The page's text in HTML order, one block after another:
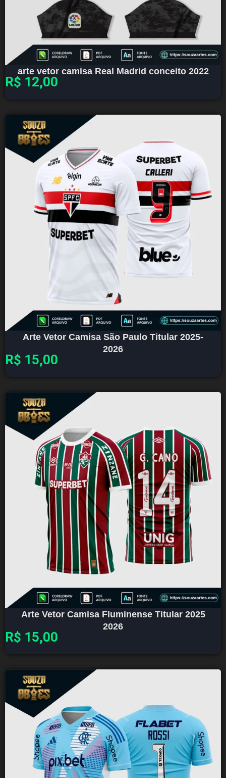
arte vetor camisa Real Madrid conceito 2022
R$ 12,00
Arte Vetor Camisa São Paulo Titular 2025-
2026
R$ 15,00
Arte Vetor Camisa Fluminense Titular 2025
2026
R$ 15,00